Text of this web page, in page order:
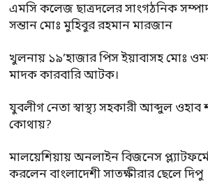
এমসি কলেজ ছাত্রদলের সাংগঠনিক
সন্তান মোঃ মুহিবুর রহমান মারজান
খুলনায় ১৯’হাজার পিস ইয়াবাসহ মোঃ
মাদক কারবারি আটক।
যুবলীগ নেতা স্বাস্থ্য সহকারী আব্দুল
কোথায়?
মালয়েশিয়ায় অনলাইন বিজনেস
করলেন বাংলাদেশী সাতক্ষীরার ছেলে দিপু